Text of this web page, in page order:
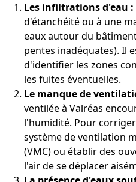
Les infiltrations d'eau :
d'étanchéité ou à une
eaux autour du
pentes inadéquates). Il
d'identifier les zones
les fuites éventuelles.
Le manque de
ventilée à Valréas
l'humidité. Pour
système de ventilation
(VMC) ou établir des
l'air de se déplacer